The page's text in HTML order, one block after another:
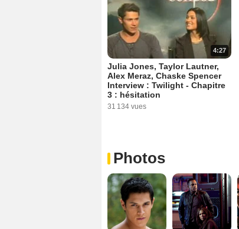
4:27
Julia Jones, Taylor Lautner,
Alex Meraz, Chaske Spencer
Interview : Twilight - Chapitre
3 : hésitation
31 134 vues
Photos